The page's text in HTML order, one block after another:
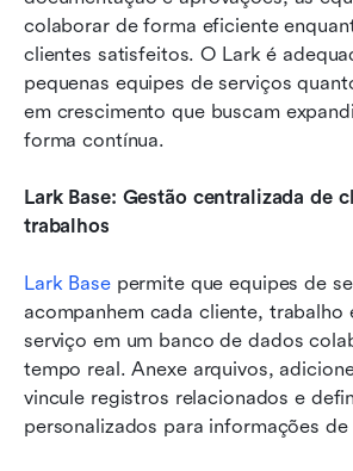
colaborar de forma eficiente
clientes satisfeitos. O Lark é
pequenas equipes de serviços
em crescimento que buscam
forma contínua.
Lark Base: Gestão centralizada de
trabalhos
Lark Base permite que equipes de
acompanhem cada cliente, trabalho
serviço em um banco de dados
tempo real. Anexe arquivos,
vincule registros relacionados e
personalizados para informações de